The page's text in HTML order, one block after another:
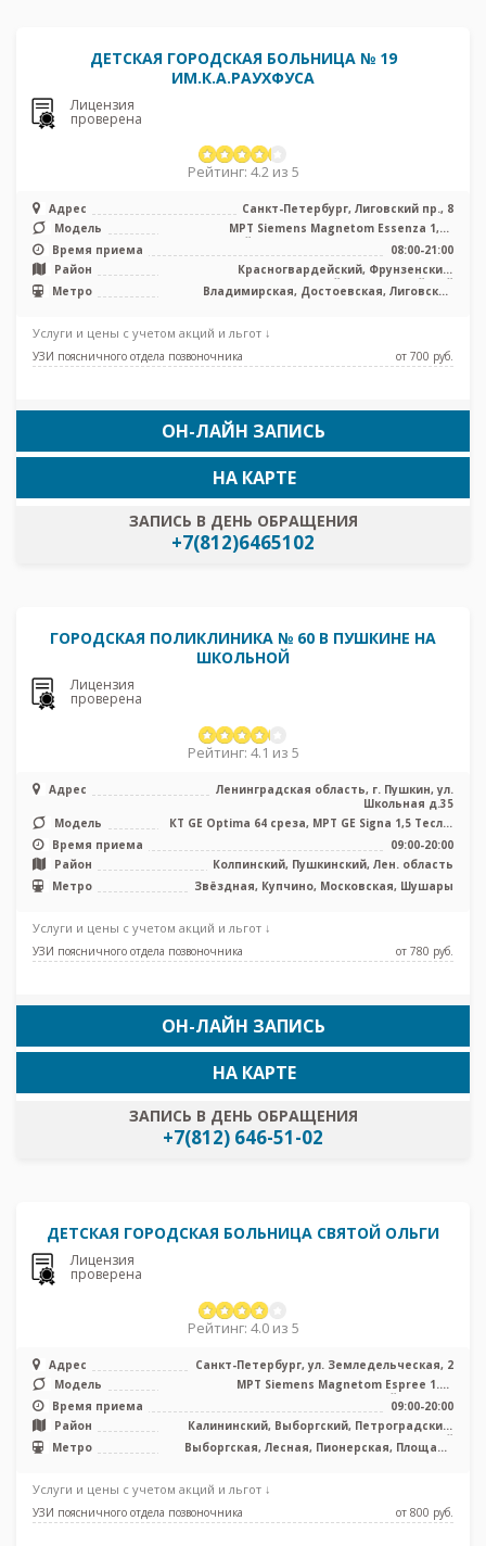
ДЕТСКАЯ ГОРОДСКАЯ БОЛЬНИЦА № 19
ИМ.К.А.РАУХФУСА
Лицензия
проверена
Рейтинг: 4.2 из 5
Адрес
Санкт-Петербург, Лиговский пр., 8
Модель
МРТ Siemens Magnetom Essenza 1,5T
закрытый тип, КТ Siemens Somatom Emo ...
Время приема
08:00-21:00
Район
Красногвардейский, Фрунзенский,
Центральный, Адмиралтейский
Метро
Владимирская, Достоевская, Лиговский
Услуги и цены с учетом акций и льгот ↓
УЗИ поясничного отдела позвоночника от 700 pуб.
ОН-ЛАЙН ЗАПИСЬ
ЗАПИСЬ В ДЕНЬ ОБРАЩЕНИЯ
+7(812)6465102
НА КАРТЕ
ГОРОДСКАЯ ПОЛИКЛИНИКА № 60 В ПУШКИНЕ НА
ШКОЛЬНОЙ
Лицензия
проверена
Рейтинг: 4.1 из 5
Адрес
Ленинградская область, г. Пушкин, ул.
Школьная д.35
Модель
КТ GE Optima 64 среза, МРТ GE Signa 1,5 Тесла,
УЗИ аппарат
Время приема
09:00-20:00
Район
Колпинский, Пушкинский, Лен. область
Метро
Звёздная, Купчино, Московская, Шушары
Услуги и цены с учетом акций и льгот ↓
УЗИ поясничного отдела позвоночника от 780 pуб.
ОН-ЛАЙН ЗАПИСЬ
ЗАПИСЬ В ДЕНЬ ОБРАЩЕНИЯ
+7(812) 646-51-02
НА КАРТЕ
ДЕТСКАЯ ГОРОДСКАЯ БОЛЬНИЦА СВЯТОЙ ОЛЬГИ
Лицензия
проверена
Рейтинг: 4.0 из 5
Адрес
Санкт-Петербург, ул. Земледельческая, 2
Модель
МРТ Siemens Magnetom Espree 1.5T
полуоткрытый тип, УЗИ
Время приема
09:00-20:00
Район
Калининский, Выборгский, Петроградский,
Приморский
Метро
Выборгская, Лесная, Пионерская, Площадь
Услуги и цены с учетом акций и льгот ↓
УЗИ поясничного отдела позвоночника от 800 pуб.